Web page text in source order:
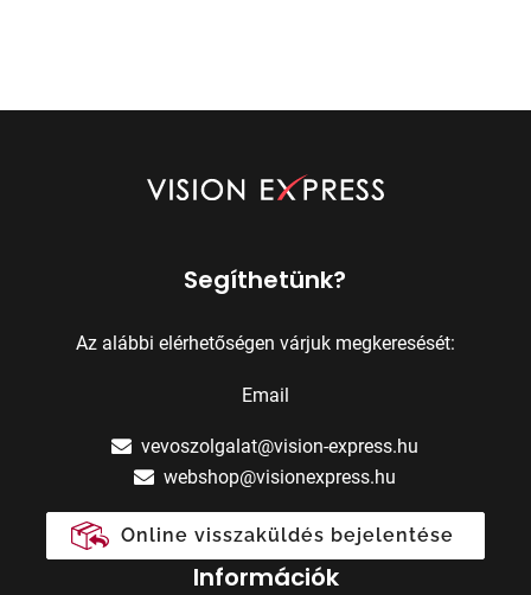
Segíthetünk?
Az alábbi elérhetőségen várjuk megkeresését:
Email
vevoszolgalat@vision-express.hu
webshop@visionexpress.hu
Online visszaküldés bejelentése
Információk